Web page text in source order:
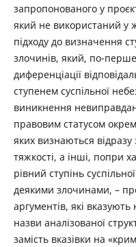
запропонованого у
який не використаний у
підходу до визначення
злочинів, який, по-
диференціації
ступенем суспільної
виникнення
правовим статусом
яких визнаються
тяжкості, а інші, попри
рівний ступінь
деякими злочинами, –
аргументів, які вказують
назви аналізованої
замість вказівки на